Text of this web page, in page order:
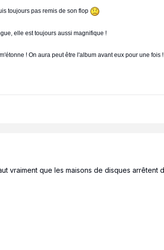
toujours pas remis de son flop
elle est toujours aussi magnifique !
! On aura peut être l'album avant eux pour une fois !
vraiment que les maisons de disques